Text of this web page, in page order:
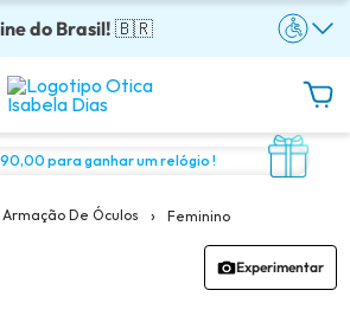
do Brasil!🇧🇷
+ lentes a partir: R$199
sem juros!
o Brasil!
preço justo!
para ganhar um relógio !
Armação De Óculos › Feminino
Experimentar